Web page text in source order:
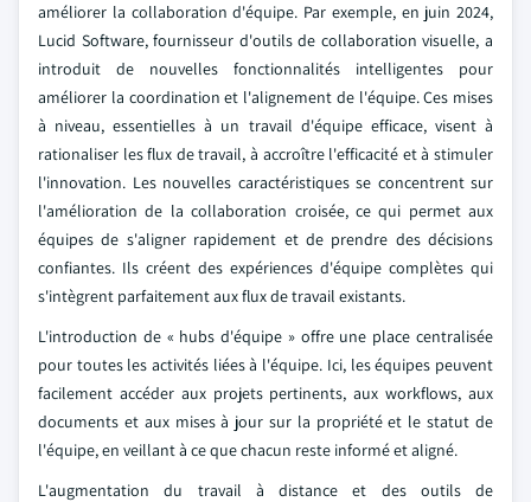
améliorer la collaboration d'équipe. Par exemple, en juin 2024,
Lucid Software, fournisseur d'outils de collaboration visuelle, a
introduit de nouvelles fonctionnalités intelligentes pour
améliorer la coordination et l'alignement de l'équipe. Ces mises
à niveau, essentielles à un travail d'équipe efficace, visent à
rationaliser les flux de travail, à accroître l'efficacité et à stimuler
l'innovation. Les nouvelles caractéristiques se concentrent sur
l'amélioration de la collaboration croisée, ce qui permet aux
équipes de s'aligner rapidement et de prendre des décisions
confiantes. Ils créent des expériences d'équipe complètes qui
s'intègrent parfaitement aux flux de travail existants.
L'introduction de « hubs d'équipe » offre une place centralisée
pour toutes les activités liées à l'équipe. Ici, les équipes peuvent
facilement accéder aux projets pertinents, aux workflows, aux
documents et aux mises à jour sur la propriété et le statut de
l'équipe, en veillant à ce que chacun reste informé et aligné.
L'augmentation du travail à distance et des outils de